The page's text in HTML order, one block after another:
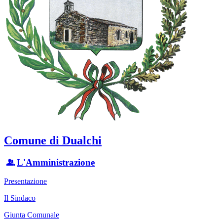
Comune di Dualchi
L'Amministrazione
Presentazione
Il Sindaco
Giunta Comunale